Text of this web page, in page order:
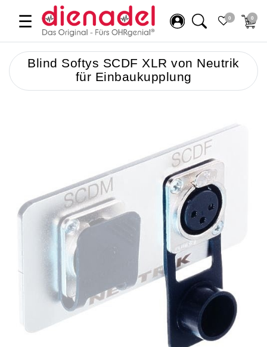
☰ 0 0
Blind Softys SCDF XLR von Neutrik
für Einbaukupplung